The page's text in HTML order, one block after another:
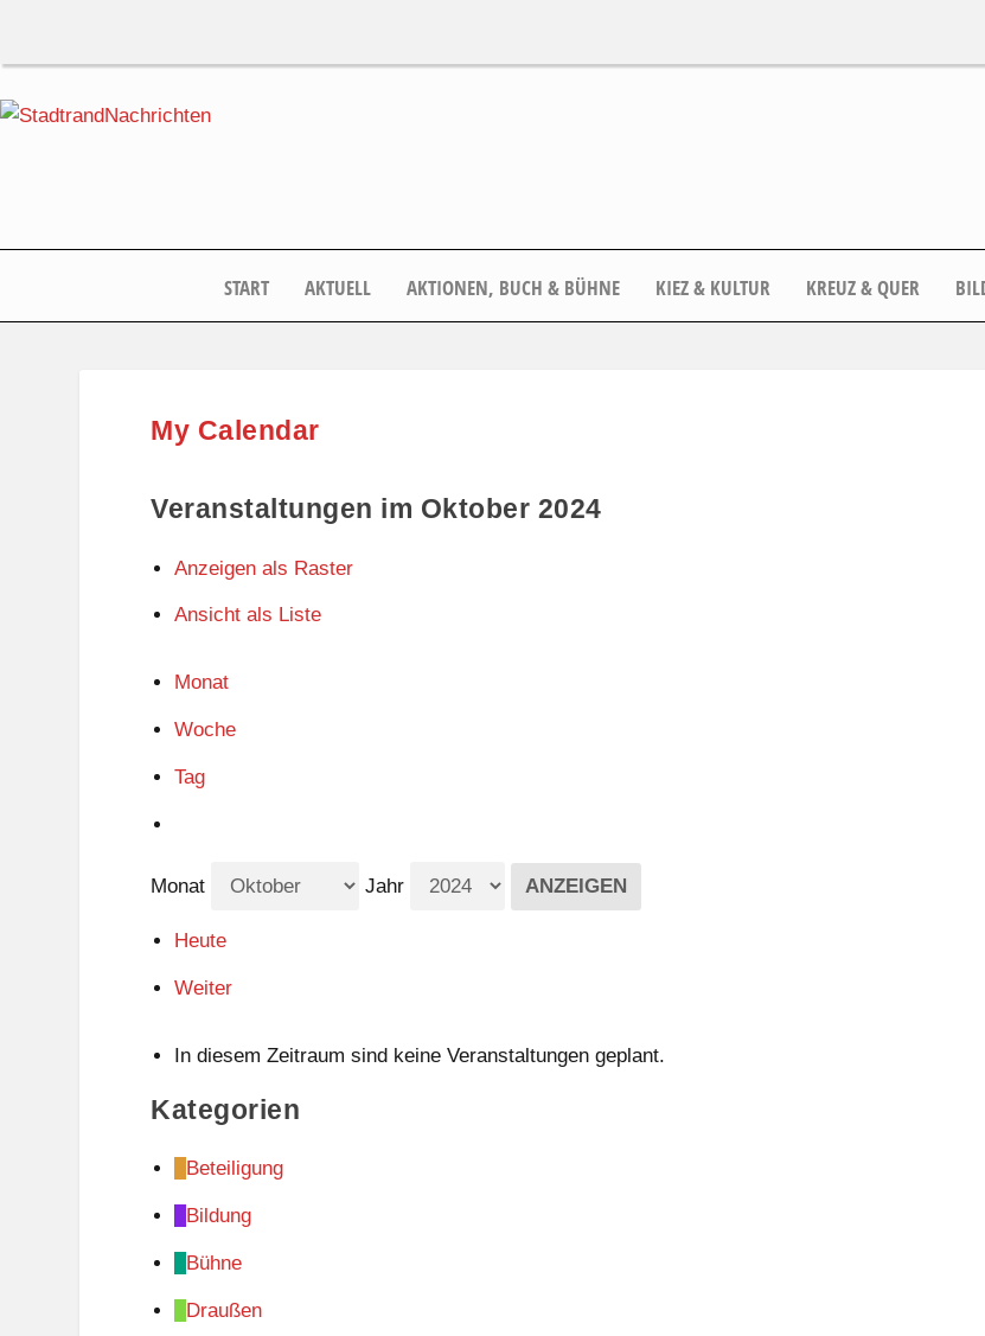
START AKTUELL AKTIONEN, BUCH & BÜHNE KIEZ & KULTUR KREUZ & QUER
My Calendar
Veranstaltungen im Oktober 2024
Anzeigen als Raster
Ansicht als Liste
Monat
Woche
Tag
Monat Jahr
Heute
Weiter
In diesem Zeitraum sind keine Veranstaltungen geplant.
Kategorien
Beteiligung
Bildung
Bühne
Draußen